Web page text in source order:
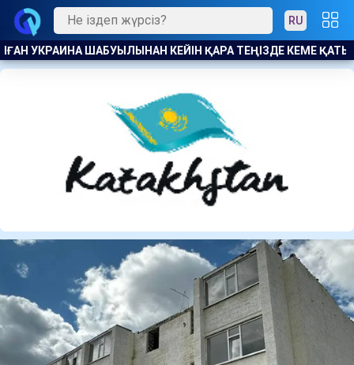
RU
ҚАТЫНАСЫН ШЕКТЕДІ ӘДІЛДІК ПЕН ЖАУАПКЕРШІЛІК